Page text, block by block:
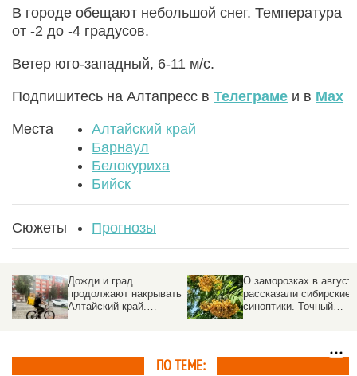
В городе обещают небольшой снег. Температура
от -2 до -4 градусов.
Ветер юго-западный, 6-11 м/с.
Подпишитесь на Алтапресс в Телеграме и в Max
Места
Алтайский край
Барнаул
Белокуриха
Бийск
Сюжеты Прогнозы
Дожди и град
продолжают накрывать
Алтайский край.
О заморозках в августе
рассказали сибирские
синоптики. Точный
ПО ТЕМЕ: